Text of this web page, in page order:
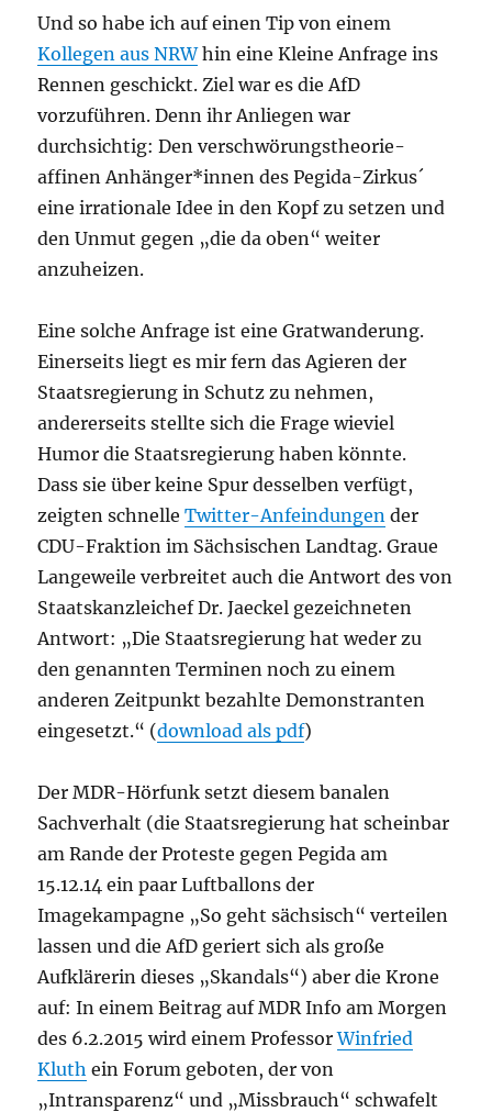
Und so habe ich auf einen Tip von einem
Kollegen aus NRWhin eine Kleine Anfrage ins
Rennen geschickt. Ziel war es die AfD
vorzuführen. Denn ihr Anliegen war
durchsichtig: Den verschwörungstheorie-
affinen Anhänger*innen des Pegida-Zirkus´
eine irrationale Idee in den Kopf zu setzen und
den Unmut gegen „die da oben“ weiter
anzuheizen.
Eine solche Anfrage ist eine Gratwanderung.
Einerseits liegt es mir fern das Agieren der
Staatsregierung in Schutz zu nehmen,
andererseits stellte sich die Frage wieviel
Humor die Staatsregierung haben könnte.
Dass sie über keine Spur desselben verfügt,
zeigten schnelleTwitter-Anfeindungen der
CDU-Fraktion im Sächsischen Landtag. Graue
Langeweile verbreitet auch die Antwort des von
Staatskanzleichef Dr. Jaeckel gezeichneten
Antwort: „Die Staatsregierung hat weder zu
den genannten Terminen noch zu einem
anderen Zeitpunkt bezahlte Demonstranten
eingesetzt.“ (download als pdf)
Der MDR-Hörfunk setzt diesem banalen
Sachverhalt (die Staatsregierung hat scheinbar
am Rande der Proteste gegen Pegida am
15.12.14 ein paar Luftballons der
Imagekampagne „So geht sächsisch“ verteilen
lassen und die AfD geriert sich als große
Aufklärerin dieses „Skandals“) aber die Krone
auf: In einem Beitrag auf MDR Info am Morgen
des 6.2.2015 wird einem ProfessorWinfried
Kluth ein Forum geboten, der von
„Intransparenz“ und „Missbrauch“ schwafelt